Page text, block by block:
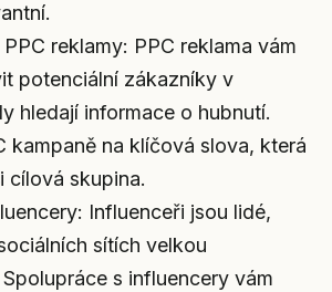
reklamy: PPC reklama vám
potenciální zákazníky v
hledají informace o hubnutí.
kampaně na klíčová slova, která
cílová skupina.
Influenceři jsou lidé,
sítích velkou
s influencery vám